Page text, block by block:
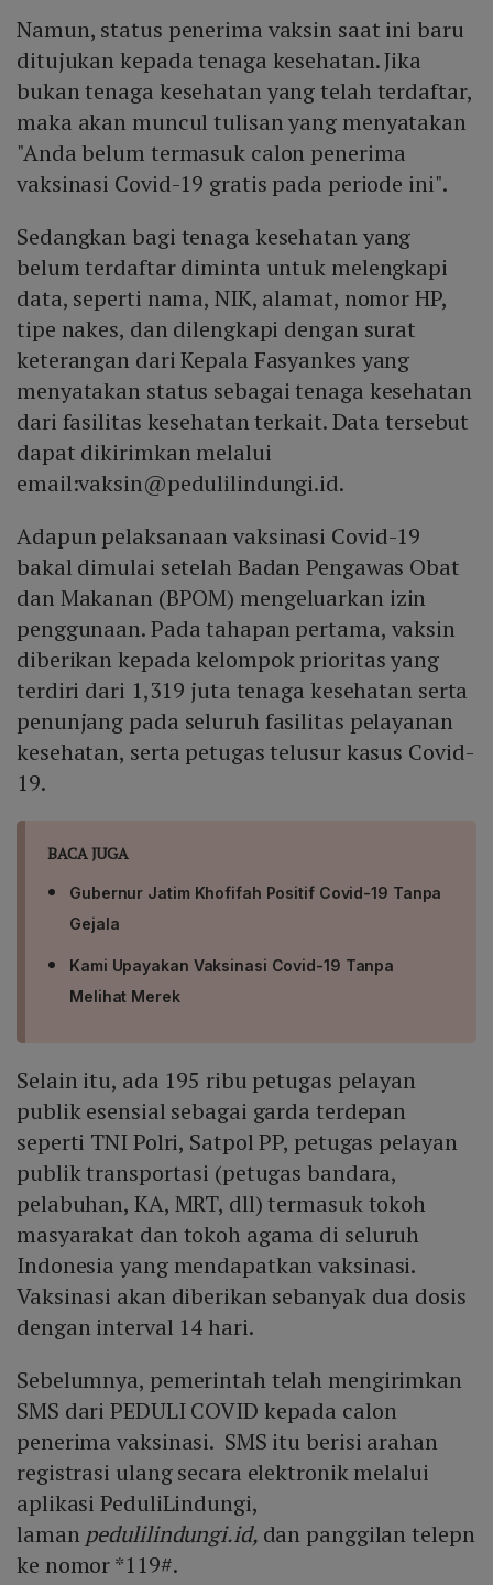
Namun, status penerima vaksin saat ini baru
ditujukan kepada tenaga kesehatan. Jika
bukan tenaga kesehatan yang telah terdaftar,
maka akan muncul tulisan yang menyatakan
"Anda belum termasuk calon penerima
vaksinasi Covid-19 gratis pada periode ini".
Sedangkan bagi tenaga kesehatan yang
belum terdaftar diminta untuk melengkapi
data, seperti nama, NIK, alamat, nomor HP,
tipe nakes, dan dilengkapi dengan surat
keterangan dari Kepala Fasyankes yang
menyatakan status sebagai tenaga kesehatan
dari fasilitas kesehatan terkait. Data tersebut
dapat dikirimkan melalui
email:vaksin@pedulilindungi.id.
Adapun pelaksanaan vaksinasi Covid-19
bakal dimulai setelah Badan Pengawas Obat
dan Makanan (BPOM) mengeluarkan izin
penggunaan. Pada tahapan pertama, vaksin
diberikan kepada kelompok prioritas yang
terdiri dari 1,319 juta tenaga kesehatan serta
penunjang pada seluruh fasilitas pelayanan
kesehatan, serta petugas telusur kasus Covid-
19.
BACA JUGA
Gubernur Jatim Khofifah Positif Covid-19 Tanpa
Gejala
Kami Upayakan Vaksinasi Covid-19 Tanpa
Melihat Merek
Selain itu, ada 195 ribu petugas pelayan
publik esensial sebagai garda terdepan
seperti TNI Polri, Satpol PP, petugas pelayan
publik transportasi (petugas bandara,
pelabuhan, KA, MRT, dll) termasuk tokoh
masyarakat dan tokoh agama di seluruh
Indonesia yang mendapatkan vaksinasi.
Vaksinasi akan diberikan sebanyak dua dosis
dengan interval 14 hari.
Sebelumnya, pemerintah telah mengirimkan
SMS dari PEDULI COVID kepada calon
penerima vaksinasi. SMS itu berisi arahan
registrasi ulang secara elektronik melalui
aplikasi PeduliLindungi,
laman pedulilindungi.id, dan panggilan telepn
ke nomor *119#.